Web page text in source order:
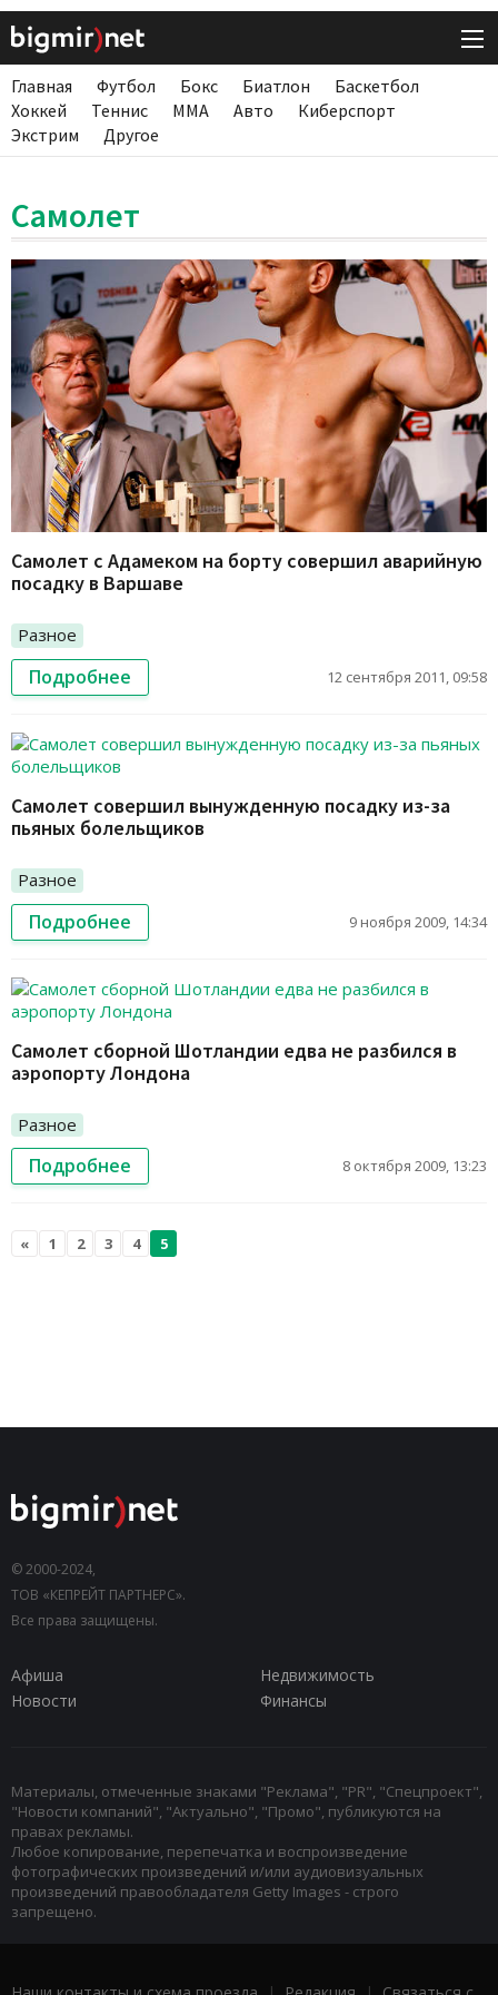
Главная Футбол Бокс Биатлон
Баскетбол
Хоккей
Теннис ММА Авто
Киберспорт
Экстрим
Другое
Самолет
Самолет с Адамеком на борту совершил аварийную
посадку в Варшаве
Разное
Подробнее 12 сентября 2011, 09:58
Самолет совершил вынужденную посадку из-за
пьяных болельщиков
Разное
Подробнее 9 ноября 2009, 14:34
Самолет сборной Шотландии едва не разбился в
аэропорту Лондона
Разное
Подробнее 8 октября 2009, 13:23
« 1 2 3 4 5
© 2000-2024,
ТОВ «КЕПРЕЙТ ПАРТНЕРС».
Все права защищены.
Афиша
Недвижимость
Новости
Финансы
Материалы, отмеченные знаками "Реклама", "PR", "Спецпроект",
"Новости компаний", "Актуально", "Промо", публикуются на
правах рекламы.
Любое копирование, перепечатка и воспроизведение
фотографических произведений и/или аудиовизуальных
произведений правообладателя Getty Images - строго
запрещено.